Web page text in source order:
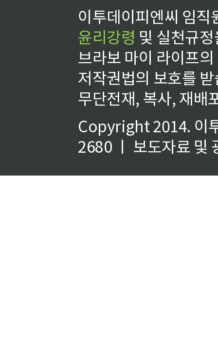
이투데이피엔씨 임
윤리강령 및 실천규
브라보 마이 라이프
저작권법의 보호를
무단전재, 복사, 재배
Copyright 2014. 이
2680 ㅣ 보도자료